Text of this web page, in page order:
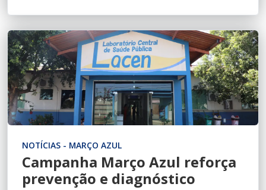
NOTÍCIAS - MARÇO AZUL
Campanha Março Azul reforça
prevenção e diagnóstico